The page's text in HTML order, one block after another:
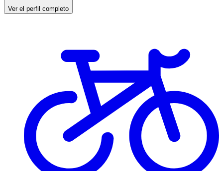
Ver el perfil completo